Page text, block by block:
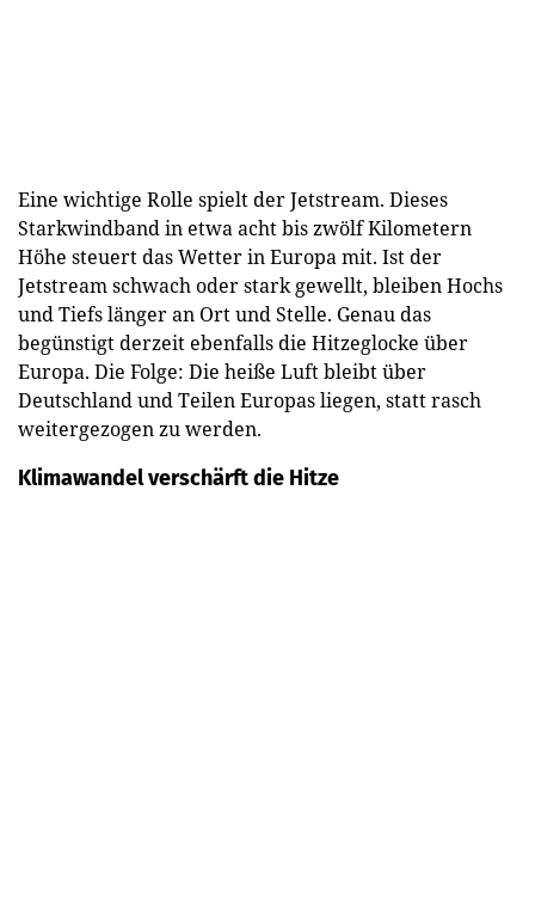
Eine wichtige Rolle spielt der Jetstream. Dieses
Starkwindband in etwa acht bis zwölf Kilometern
Höhe steuert das Wetter in Europa mit. Ist der
Jetstream schwach oder stark gewellt, bleiben Hochs
und Tiefs länger an Ort und Stelle. Genau das
begünstigt derzeit ebenfalls die Hitzeglocke über
Europa. Die Folge: Die heiße Luft bleibt über
Deutschland und Teilen Europas liegen, statt rasch
weitergezogen zu werden.
Klimawandel verschärft die Hitze